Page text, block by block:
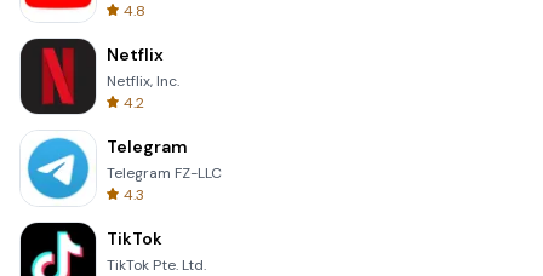
4.8
Netflix
Netflix, Inc.
4.2
Telegram
Telegram FZ-LLC
4.3
TikTok
TikTok Pte. Ltd.